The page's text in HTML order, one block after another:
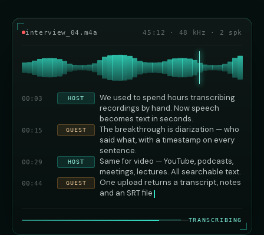
interview_04.m4a 45:12 · 48 kHz · 2 spk
00:03 HOST
We used to spend hours transcribing
recordings by hand. Now speech
becomes text in seconds.
00:15 GUEST
The breakthrough is diarization — who
said what, with a timestamp on every
sentence.
00:29 HOST
Same for video — YouTube, podcasts,
meetings, lectures. All searchable text.
00:44 GUEST
One upload returns a transcript, notes
and an SRT file
TRANSCRIBING